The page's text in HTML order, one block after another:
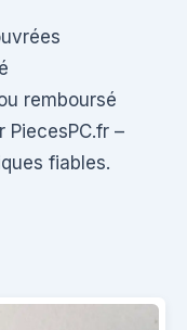
remboursé
–
fiables.